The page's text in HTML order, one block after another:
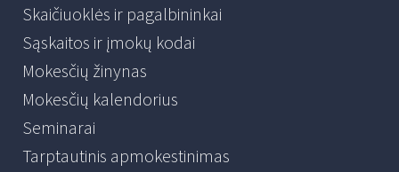
Skaičiuoklės ir pagalbininkai
Sąskaitos ir įmokų kodai
Mokesčių žinynas
Mokesčių kalendorius
Seminarai
Tarptautinis apmokestinimas